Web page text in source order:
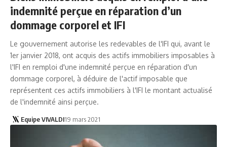
indemnité perçue en réparation d’un
dommage corporel et IFI
Le gouvernement autorise les redevables de l'IFI qui, avant le
1er janvier 2018, ont acquis des actifs immobiliers imposables à
l'IFI en remploi d'une indemnité perçue en réparation d'un
dommage corporel, à déduire de l'actif imposable que
représentent ces actifs immobiliers à l'IFI le montant actualisé
de l'indemnité ainsi perçue.
Equipe VIVALDI19 mars 2021